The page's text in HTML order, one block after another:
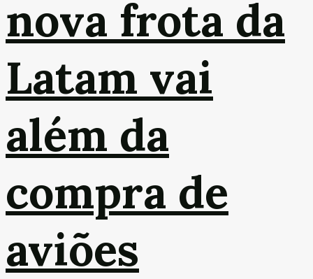
nova frota da
Latam vai
além da
compra de
aviões